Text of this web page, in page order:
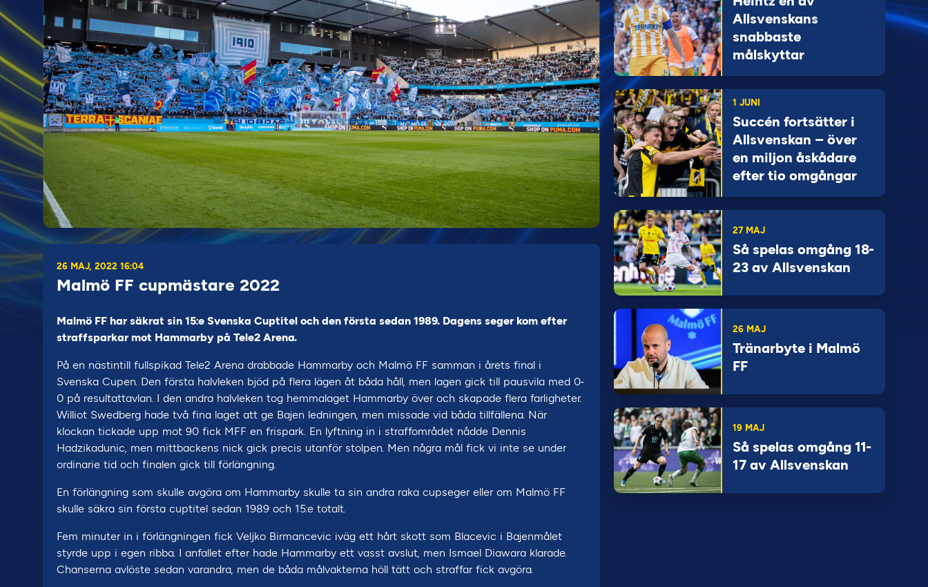
26 MAJ, 2022 16:04
Malmö FF cupmästare 2022
Malmö FF har säkrat sin 15:e Svenska Cuptitel och den första sedan 1989. Dagens seger kom efter
straffsparkar mot Hammarby på Tele2 Arena.
På en nästintill fullspikad Tele2 Arena drabbade Hammarby och Malmö FF samman i årets final i
Svenska Cupen. Den första halvleken bjöd på flera lägen åt båda håll, men lagen gick till pausvila med 0-
0 på resultattavlan. I den andra halvleken tog hemmalaget Hammarby över och skapade flera farligheter.
Williot Swedberg hade två fina laget att ge Bajen ledningen, men missade vid båda tillfällena. När
klockan tickade upp mot 90 fick MFF en frispark. En lyftning in i straffområdet nådde Dennis
Hadzikadunic, men mittbackens nick gick precis utanför stolpen. Men några mål fick vi inte se under
ordinarie tid och finalen gick till förlängning.
En förlängning som skulle avgöra om Hammarby skulle ta sin andra raka cupseger eller om Malmö FF
skulle säkra sin första cuptitel sedan 1989 och 15:e totalt.
Fem minuter in i förlängningen fick Veljko Birmancevic iväg ett hårt skott som Blacevic i Bajenmålet
styrde upp i egen ribba. I anfallet efter hade Hammarby ett vasst avslut, men Ismael Diawara klarade.
Chanserna avlöste sedan varandra, men de båda målvakterna höll tätt och straffar fick avgöra.
Allsvenskans
snabbaste
målskyttar
1 JUNI
Succén fortsätter i
Allsvenskan – över
en miljon åskådare
efter tio omgångar
27 MAJ
Så spelas omgång 18-
23 av Allsvenskan
26 MAJ
Tränarbyte i Malmö
FF
19 MAJ
Så spelas omgång 11-
17 av Allsvenskan